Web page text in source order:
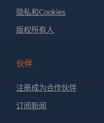
隐私和Cookies
版权所有人
伙伴
注册成为合作伙伴
订阅新闻